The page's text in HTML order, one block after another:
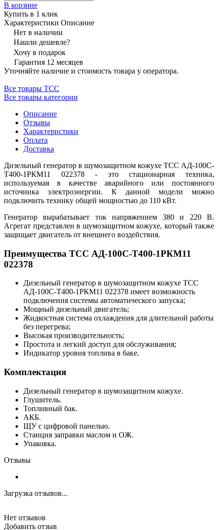
В корзине
Купить в 1 клик
Характеристики Описание
Нет в наличии
Нашли дешевле?
Хочу в подарок
Гарантия 12 месяцев
Уточняйте наличие и стоимость товара у оператора.
Все товары ТСС
Все товары категории
Описание
Отзывы
Характеристики
Оплата
Доставка
Дизельный генератор в шумозащитном кожухе ТСС АД-100С-
Т400-1РКМ11 022378 - это стационарная техника,
используемая в качестве аварийного или постоянного
источника электроэнергии. К данной модели можно
подключить технику общей мощностью до 110 кВт.
Генератор вырабатывает ток напряжением 380 и 220 В.
Агрегат представлен в шумозащитном кожухе, который также
защищает двигатель от внешнего воздействия.
Преимущества ТСС АД-100С-Т400-1РКМ11
022378
Дизельный генератор в шумозащитном кожухе ТСС
АД-100С-Т400-1РКМ11 022378 имеет возможность
подключения системы автоматического запуска;
Мощный дизельный двигатель;
Жидкостная система охлаждения для длительной работы
без перегрева;
Высокая производительность;
Простота и легкий доступ для обслуживания;
Индикатор уровня топлива в баке.
Комплектация
Дизельный генератор в шумозащитном кожухе.
Глушитель.
Топливный бак.
АКБ.
ЩУ с цифровой панелью.
Станция заправки маслом и ОЖ.
Упаковка.
Отзывы
Загрузка отзывов...
Нет отзывов
Добавить отзыв